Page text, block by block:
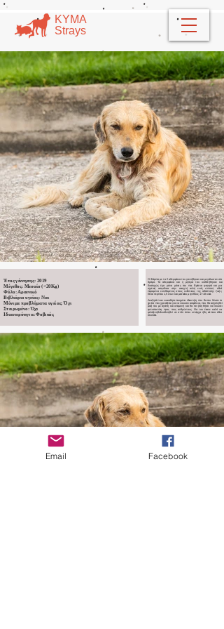
​​ΚΥΜΑ
​Strays
Έτος γέννησης: 2019
Μέγεθος: Μεσαίο (<20Kg)
Φύλο: Αρσενικό
Βιβλιάριο υγείας: Ναι
Μόνιμα προβλήματα υγείας: Όχι
Στειρωμένο: Όχι
Ιδιαιτερότητα: Φοβικός
Ο Φάμπιο με τα 2 αδερφάκια τoυ γεννήθηκαν και μεγάλωσαν στο
δρόμο. Τα αδερφάκια και η μητέρα του υιοθετήθηκαν και
δυστυχώς έχει μείνει μόνος του πια. Βρίσκει φαγητό και μια
σχετική ασφάλεια στην ανοιχτή αυλή ενός σπιτιού, αλλά
παραμένει εκτεθειμένος στους κινδύνους της αδέσποτης ζωής.
Είναι περίπου 1,5 ετών και μεσαίου μεγέθους 17-18 κιλά.
Αναζητά έναν ευαισθητοποιημένο ιδιοκτήτη που θα του δώσει το
χρόνο που χρειάζεται για να νοιώσει ασφάλεια, που θα ασχοληθεί
μαζί του με αγάπη και υπομονή και θα τον βοηθήσει να νοιώσει
εμπιστοσύνη προς τους ανθρώπους. Θα του έκανε καλό να
φιλοξενηθεί/υιοθετηθεί σε σπίτι όπου υπάρχει ήδη κάποιο άλλο
σκυλάκι.
Email Facebook